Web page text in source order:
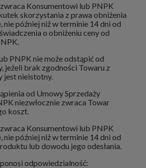
Konsumentowi lub PNPK
skorzystania z prawa obniżenia
nie później niż w terminie 14 dni od
o obniżeniu ceny od
PNPK nie może odstąpić od
jeżeli brak zgodności Towaru z
jest nieistotny.
od Umowy Sprzedaży
niezwłocznie zwraca Towar
koszt.
Konsumentowi lub PNPK
nie później niż w terminie 14 dni od
lub dowodu jego odesłania.
odpowiedzialność: